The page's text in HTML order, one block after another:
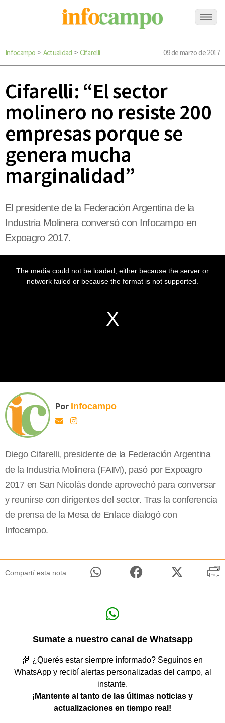
Infocampo > Actualidad > Cifarelli 09 de marzo de 2017
Cifarelli: “El sector
molinero no resiste 200
empresas porque se
genera mucha
marginalidad”
El presidente de la Federación Argentina de la
Industria Molinera conversó con Infocampo en
Expoagro 2017.
Por Infocampo
Diego Cifarelli, presidente de la Federación Argentina
de la Industria Molinera (FAIM), pasó por Expoagro
2017 en San Nicolás donde aprovechó para conversar
y reunirse con dirigentes del sector. Tras la conferencia
de prensa de la Mesa de Enlace dialogó con
Infocampo.
Compartí esta nota
Sumate a nuestro canal de Whatsapp
🌾 ¿Querés estar siempre informado? Seguinos en
WhatsApp y recibí alertas personalizadas del campo, al
instante.
¡Mantente al tanto de las últimas noticias y
actualizaciones en tiempo real!